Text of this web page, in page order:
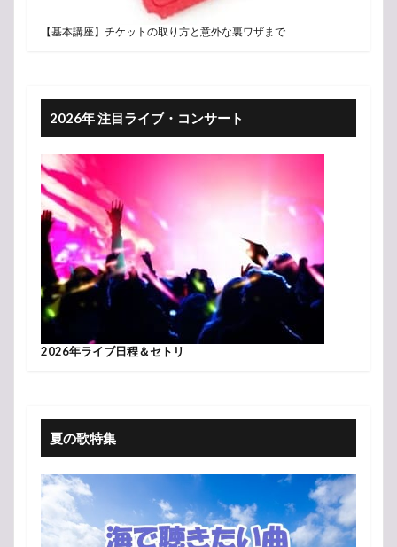
【基本講座】チケットの取り方と意外な裏ワザまで
2026年 注目ライブ・コンサート
2026年ライブ日程＆セトリ
夏の歌特集